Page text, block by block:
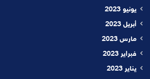
يونيو 2023
أبريل 2023
مارس 2023
فبراير 2023
يناير 2023